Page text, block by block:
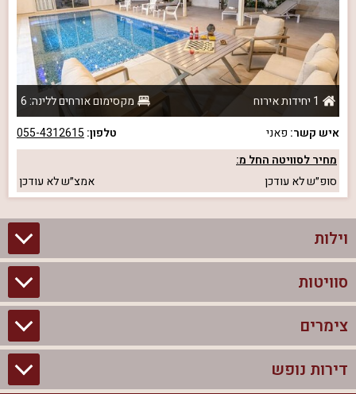
1 יחידות אירוח
מקסימום אורחים ללינה: 6
איש קשר: פאני טלפון: 055-4312615
מחיר לסוויטה החל מ:
סופ״שלא עודכן אמצ״שלא עודכן
וילות
וילות בצפון
וילות להשכרה
סוויטות
סוויטות בצפון
צימרים לזוגות עם בריכה פרטית
צימרים
צימרים בצפון
דירות נופש